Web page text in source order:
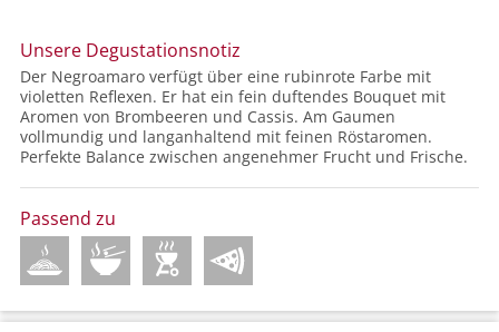
Unsere Degustationsnotiz
Der Negroamaro verfügt über eine rubinrote Farbe mit
violetten Reflexen. Er hat ein fein duftendes Bouquet mit
Aromen von Brombeeren und Cassis. Am Gaumen
vollmundig und langanhaltend mit feinen Röstaromen.
Perfekte Balance zwischen angenehmer Frucht und Frische.
Passend zu